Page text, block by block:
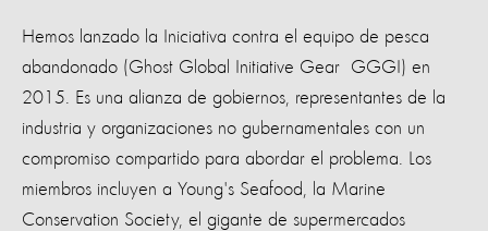
Hemos lanzado la Iniciativa contra el equipo de pesca
abandonado (Ghost Global Initiative Gear GGGI) en
2015. Es una alianza de gobiernos, representantes de la
industria y organizaciones no gubernamentales con un
compromiso compartido para abordar el problema. Los
miembros incluyen a Young's Seafood, la Marine
Conservation Society, el gigante de supermercados